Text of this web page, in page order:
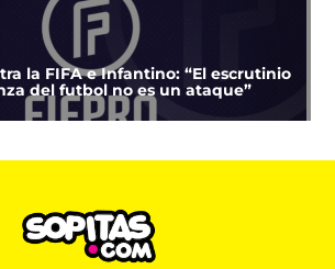
la FIFA e Infantino: “El escrutinio
del futbol no es un ataque”